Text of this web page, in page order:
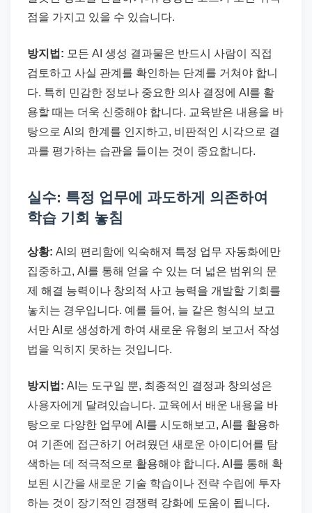
점을 가지고 있을 수 있습니다.
방지법: 모든 AI 생성 결과물은 반드시 사람이 직접
검토하고 사실 관계를 확인하는 단계를 거쳐야 합니
다. 특히 민감한 정보나 중요한 의사 결정에 AI를 활
용할 때는 더욱 신중해야 합니다. 교육받은 내용을 바
탕으로 AI의 한계를 인지하고, 비판적인 시각으로 결
과를 평가하는 습관을 들이는 것이 중요합니다.
실수: 특정 업무에 과도하게 의존하여
학습 기회 놓침
상황: AI의 편리함에 익숙해져 특정 업무 자동화에만
집중하고, AI를 통해 얻을 수 있는 더 넓은 범위의 문
제 해결 능력이나 창의적 사고 능력을 개발할 기회를
놓치는 경우입니다. 예를 들어, 늘 같은 형식의 보고
서만 AI로 생성하게 하여 새로운 유형의 보고서 작성
법을 익히지 못하는 것입니다.
방지법: AI는 도구일 뿐, 최종적인 결정과 창의성은
사용자에게 달려있습니다. 교육에서 배운 내용을 바
탕으로 다양한 업무에 AI를 시도해보고, AI를 활용하
여 기존에 접근하기 어려웠던 새로운 아이디어를 탐
색하는 데 적극적으로 활용해야 합니다. AI를 통해 확
보된 시간을 새로운 기술 학습이나 전략 수립에 투자
하는 것이 장기적인 경쟁력 강화에 도움이 됩니다.